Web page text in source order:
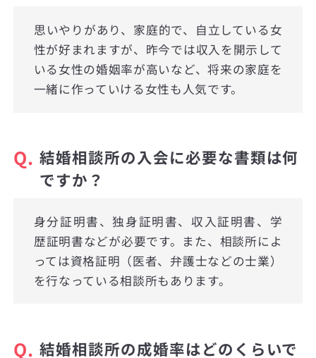
思いやりがあり、家庭的で、自立している女
性が好まれますが、昨今では収入を開示して
いる女性の婚姻率が高いなど、将来の家庭を
一緒に作っていける女性も人気です。
Q. 結婚相談所の入会に必要な書類は何
ですか？
身分証明書、独身証明書、収入証明書、学
歴証明書などが必要です。また、相談所によ
っては資格証明（医者、弁護士などの士業）
を行なっている相談所もあります。
Q. 結婚相談所の成婚率はどのくらいで